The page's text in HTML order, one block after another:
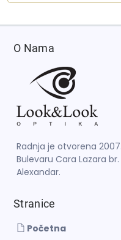
O Nama
Radnja je otvorena
Bulevaru Cara Lazara
Alexandar.
Stranice
Početna